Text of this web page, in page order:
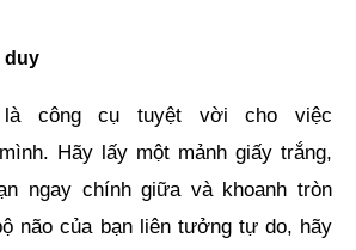
duy
công cụ tuyệt vời cho việc
Hãy lấy một mảnh giấy trắng,
ngay chính giữa và khoanh tròn
não của bạn liên tưởng tự do, hãy